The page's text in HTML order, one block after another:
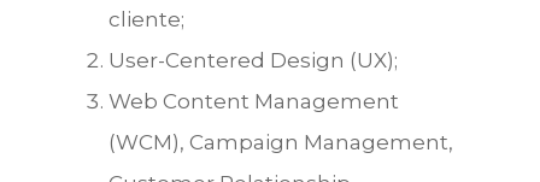
cliente;
User-Centered Design (UX);
Web Content Management
(WCM), Campaign Management,